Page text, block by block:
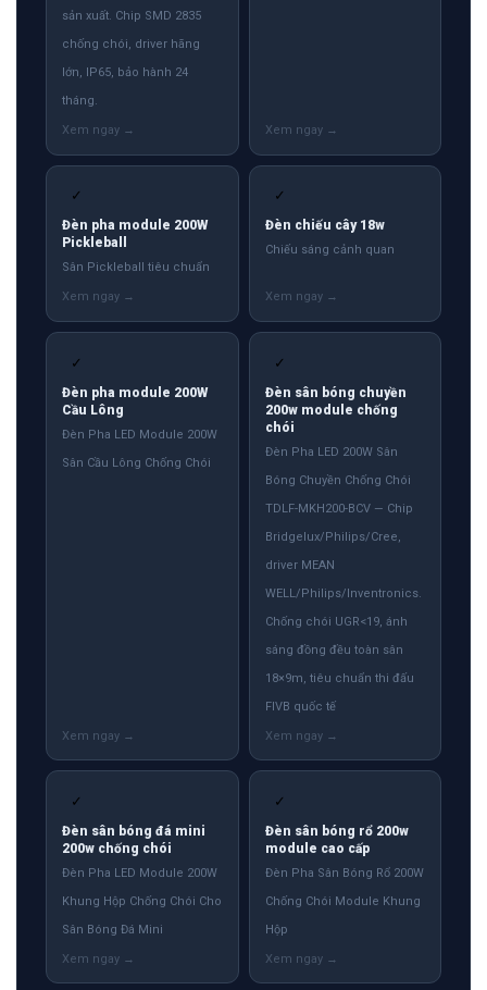
sản xuất. Chip SMD 2835
chống chói, driver hãng
lớn, IP65, bảo hành 24
tháng.
✓
Đèn pha module 200W
Pickleball
Sân Pickleball tiêu chuẩn
✓
Đèn chiếu cây 18w
Chiếu sáng cảnh quan
✓
Đèn pha module 200W
Cầu Lông
Đèn Pha LED Module 200W
Sân Cầu Lông Chống Chói
✓
Đèn sân bóng chuyền
200w module chống
chói
Đèn Pha LED 200W Sân
Bóng Chuyền Chống Chói
TDLF-MKH200-BCV — Chip
Bridgelux/Philips/Cree,
driver MEAN
WELL/Philips/Inventronics.
Chống chói UGR<19, ánh
sáng đồng đều toàn sân
18×9m, tiêu chuẩn thi đấu
FIVB quốc tế
✓
Đèn sân bóng đá mini
200w chống chói
Đèn Pha LED Module 200W
Khung Hộp Chống Chói Cho
Sân Bóng Đá Mini
✓
Đèn sân bóng rổ 200w
module cao cấp
Đèn Pha Sân Bóng Rổ 200W
Chống Chói Module Khung
Hộp